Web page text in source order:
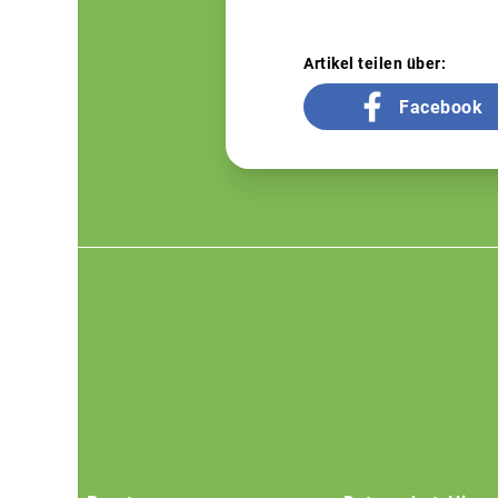
Artikel teilen über:
Facebook